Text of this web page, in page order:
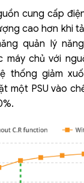
cung cấp
cao hơn khi
quản lý
máy chủ với
thống giảm
một PSU vào